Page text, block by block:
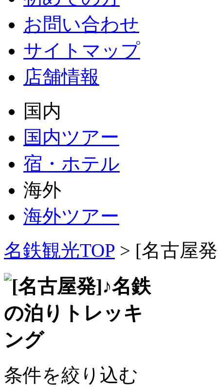
お問い合わせ
サイトマップ
店舗情報
国内
国内ツアー
宿・ホテル
海外
海外ツアー
名鉄観光TOP > [名古屋
条件を絞り込む